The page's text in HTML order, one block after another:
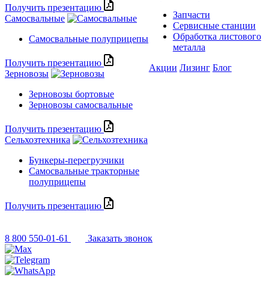
Получить презентацию
Самосвальные
Самосвальные полуприцепы
Получить презентацию
Зерновозы
Зерновозы бортовые
Зерновозы самосвальные
Получить презентацию
Сельхозтехника
Бункеры-перегрузчики
Самосвальные тракторные
полуприцепы
Получить презентацию
Запчасти
Сервисные станции
Обработка листового
металла
Акции Лизинг Блог
8 800 550-01-61 Заказать звонок